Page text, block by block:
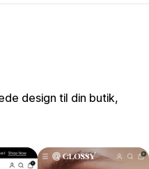
design til din butik,